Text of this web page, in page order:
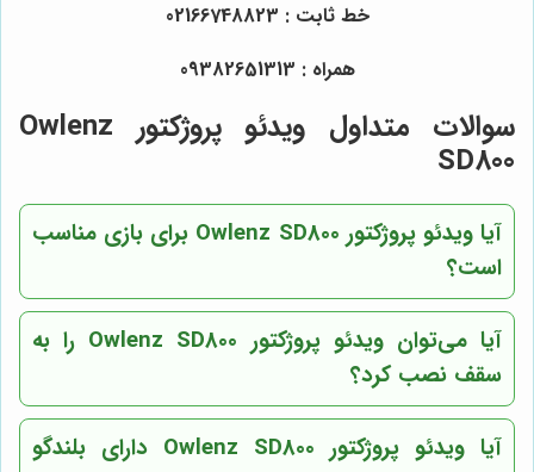
خط ثابت : 02166748823
همراه : 09382651313
سوالات متداول ویدئو پروژکتور Owlenz
SD800
آیا ویدئو پروژکتور Owlenz SD800 برای بازی مناسب
است؟
آیا می‌توان ویدئو پروژکتور Owlenz SD800 را به
سقف نصب کرد؟
آیا ویدئو پروژکتور Owlenz SD800 دارای بلندگو